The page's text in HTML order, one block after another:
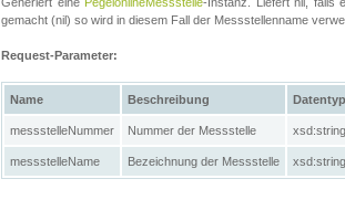
gemacht (nil) so wird in diesem Fall der Messstellenname
Request-Parameter:
Name Beschreibung Datentyp
messstelleNummer Nummer der Messstelle xsd:string
messstelleName Bezeichnung der Messstelle xsd:string